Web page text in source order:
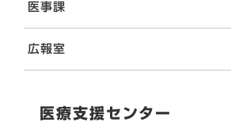
医事課
広報室
医療支援センター